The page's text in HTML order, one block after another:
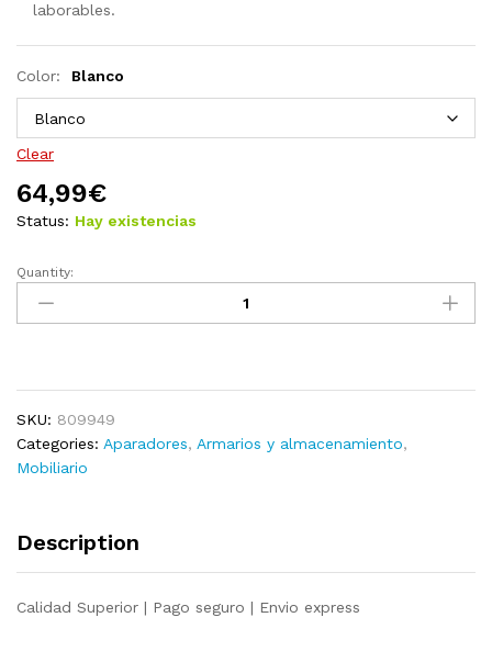
laborables.
Color: Blanco
Clear
64,99€
Status: Hay existencias
Aparador
madera
maciza
cm
quantity
Quantity:
SKU: 809949
Categories: Aparadores, Armarios y almacenamiento,
Mobiliario
Description
Calidad Superior | Pago seguro | Envio express